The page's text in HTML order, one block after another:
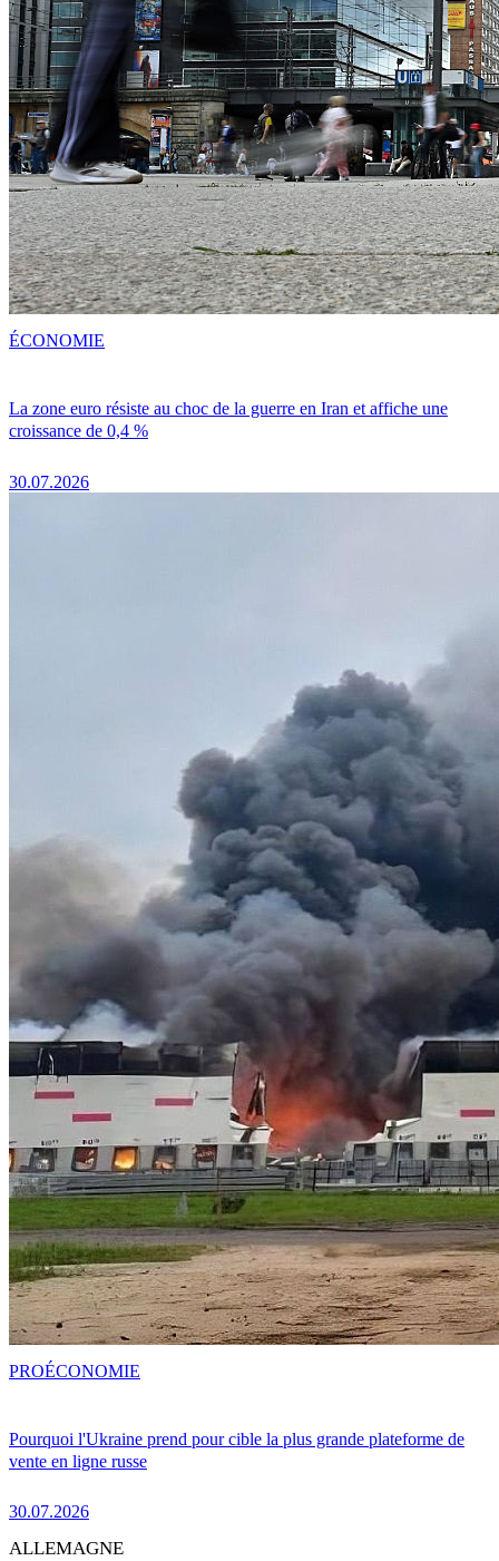
La zone euro résiste au choc de la guerre en Iran et affiche une
croissance de 0,4 %
30.07.2026
ÉCONOMIE
Pourquoi l'Ukraine prend pour cible la plus grande plateforme de
vente en ligne russe
30.07.2026
PROÉCONOMIE
ALLEMAGNE